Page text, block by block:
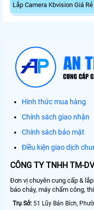
Lắp Camera Kbvision Giá Rẻ
Hình thức mua hàng
Chính sách giao nhận
Chính sách bảo mật
Điều kiện giao dịch
CÔNG TY TNHH TM-
Đơn vị chuyên cung cấp &
báo cháy, máy chấm công,
Trụ Sở: 51 Lũy Bán Bích,